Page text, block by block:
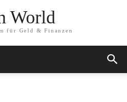
World
für Geld & Finanzen